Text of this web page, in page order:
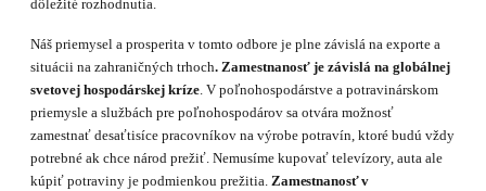
dôležité rozhodnutia.
Náš priemysel a prosperita v tomto odbore je plne závislá na exporte a
situácii na zahranič­ných trhoch. Zamestnanosť je závislá na globálnej
svetovej hospodárskej kríze. V poľno­hospodárstve a potravinárskom
priemysle a službách pre poľnohospodárov sa otvára možnosť
zamestnať desaťtisíce pracovníkov na výrobe potravín, ktoré budú vždy
potrebné ak chce národ prežiť. Nemusíme kupovať televízory, auta ale
kúpiť potraviny je podmienkou prežitia. Zamestnanosť v